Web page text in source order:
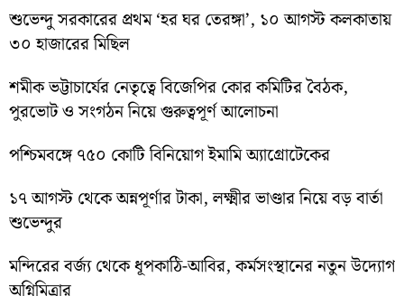
শুভেন্দু সরকারের প্রথম ‘হর ঘর তেরঙ্গা’, ১০ আগস্ট কলকাতায়
৩০ হাজারের মিছিল
শমীক ভট্টাচার্যের নেতৃত্বে বিজেপির কোর কমিটির বৈঠক,
পুরভোট ও সংগঠন নিয়ে গুরুত্বপূর্ণ আলোচনা
পশ্চিমবঙ্গে ৭৫০ কোটি বিনিয়োগ ইমামি অ্যাগ্রোটেকের
১৭ আগস্ট থেকে অন্নপূর্ণার টাকা, লক্ষ্মীর ভাণ্ডার নিয়ে বড় বার্তা
শুভেন্দুর
মন্দিরের বর্জ্য থেকে ধূপকাঠি-আবির, কর্মসংস্থানের নতুন উদ্যোগ